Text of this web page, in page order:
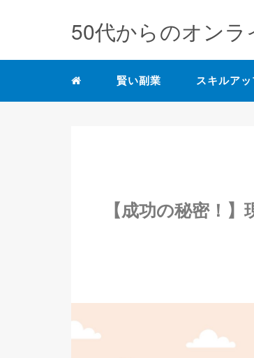
50代からのオンラ
賢い副業 スキルア
【成功の秘密！